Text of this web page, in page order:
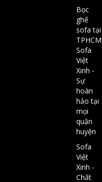
Bọc
ghế
sofa tại
Sofa
Việt
Xinh -
Sự
hoàn
hảo tại
mọi
quận
huyện
Sofa
Việt
Xinh -
Chất